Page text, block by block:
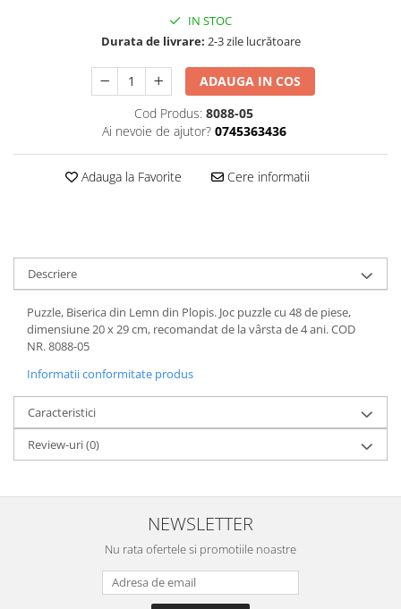
Editura Univers
Editura Bookzone
Editura Cartemma
Editura Casa
Editura Corint
Editura Frontiera
Editura Gama
Editura Kreativ
Editura Litera
Editura Lizuka Educativ
Editura Nemira
Editura Nomina
IN STOC
Durata de livrare: 2-3 zile lucrătoare
ADAUGA IN COS
Cod Produs: 8088-05
Ai nevoie de ajutor? 0745363436
Adauga la Favorite Cere informatii
Descriere
Puzzle, Biserica din Lemn din Plopis. Joc puzzle cu 48 de piese,
dimensiune 20 x 29 cm, recomandat de la vârsta de 4 ani. COD
NR. 8088-05
Informatii conformitate produs
Caracteristici
Review-uri(0)
NEWSLETTER
Nu rata ofertele si promotiile noastre